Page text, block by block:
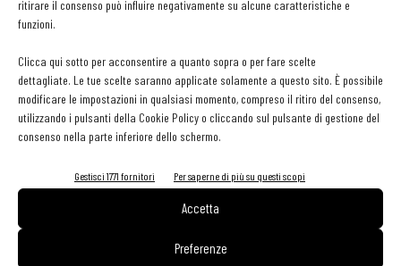
ritirare il consenso può influire negativamente su alcune caratteristiche e
funzioni.
Clicca qui sotto per acconsentire a quanto sopra o per fare scelte
dettagliate. Le tue scelte saranno applicate solamente a questo sito. È possibile
modificare le impostazioni in qualsiasi momento, compreso il ritiro del consenso,
utilizzando i pulsanti della Cookie Policy o cliccando sul pulsante di gestione del
consenso nella parte inferiore dello schermo.
Gestisci 1771 fornitori Per saperne di più su questi scopi
Accetta
Preferenze
linea con i nostri valori– dichiaraPaola Blundo, direttore
etica, dettata dalla volontà di praticare e di diffondere una politica di
sostenibilità anche nelle scelte quotidiane, come quando ordiniamo un
pasto o facciamo la spesa. Siamo orgogliosi di poter dare il nostro
contributo con questa partnership che ci vede al fianco di una start up
bontà della sua mission e all’immediatezza degli strumenti messi a
disposizione. Con questa iniziativa, inoltre, offriamo un ulteriore
supporto a tutti i partner che in questi mesi si trovano in difficoltà
proponendo loro un canale nuovo per le vendite e contribuendo, allo